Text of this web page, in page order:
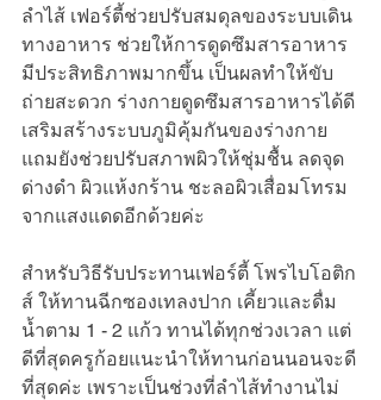
ลำไส้ เฟอร์ตี้ช่วยปรับสมดุลของระบบเดิน
ทางอาหาร ช่วยให้การดูดซึมสารอาหาร
มีประสิทธิภาพมากขึ้น เป็นผลทำให้ขับ
ถ่ายสะดวก ร่างกายดูดซึมสารอาหารได้ดี
เสริมสร้างระบบภูมิคุ้มกันของร่างกาย
แถมยังช่วยปรับสภาพผิวให้ชุ่มชื้น ลดจุด
ด่างดำ ผิวแห้งกร้าน ชะลอผิวเสื่อมโทรม
จากแสงแดดอีกด้วยค่ะ
สำหรับวิธีรับประทานเฟอร์ตี้ โพรไบโอติก
ส์ ให้ทานฉีกซองเทลงปาก เคี้ยวและดื่ม
น้ำตาม 1 - 2 แก้ว ทานได้ทุกช่วงเวลา แต่
ดีที่สุดครูก้อยแนะนำให้ทานก่อนนอนจะดี
ที่สุดค่ะ เพราะเป็นช่วงที่ลำไส้ทำงานไม่